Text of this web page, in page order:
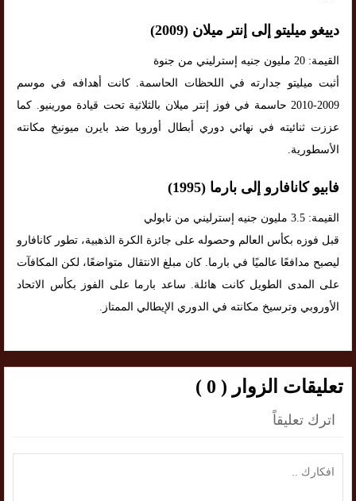
دييغو ميليتو إلى إنتر ميلان (2009)
القيمة: 20 مليون جنيه إسترليني من جنوة
أثبت ميليتو جدارته في اللحظات الحاسمة. كانت أهدافه في موسم
2009-2010 حاسمة في فوز إنتر ميلان بالثلاثية تحت قيادة مورينيو. كما
عززت ثنائيته في نهائي دوري أبطال أوروبا ضد بايرن ميونيخ مكانته
الأسطورية.
فابيو كانافارو إلى بارما (1995)
القيمة: 3.5 مليون جنيه إسترليني من نابولي
قبل فوزه بكأس العالم وحصوله على جائزة الكرة الذهبية، تطور كانافارو
ليصبح مدافعًا عالميًا في بارما. كان مبلغ الانتقال متواضعًا، لكن المكافآت
على المدى الطويل كانت هائلة. ساعد بارما على الفوز بكأس الاتحاد
الأوروبي وترسيخ مكانته في الدوري الإيطالي الممتاز.
تعليقات الزوار ( 0 )
اترك تعليقاً